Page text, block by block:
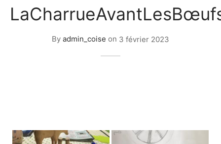
By admin_coise on 3 février 2023